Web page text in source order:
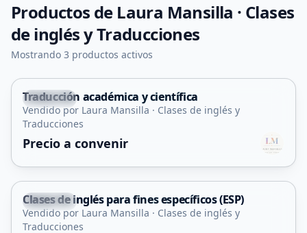
Productos de Laura Mansilla · Clases
de inglés y Traducciones
Mostrando 3 productos activos
Capital
Servicio
Traducción académica y científica
Vendido por Laura Mansilla · Clases de inglés y
Traducciones
Precio a convenir
Capital
Servicio
Clases de inglés para fines específicos (ESP)
Vendido por Laura Mansilla · Clases de inglés y
Traducciones